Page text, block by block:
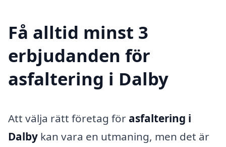
Få alltid minst 3
erbjudanden för
asfaltering i Dalby
Att välja rätt företag för asfaltering i
Dalby kan vara en utmaning, men det är